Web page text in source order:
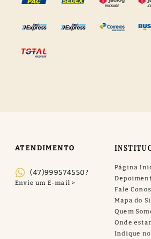
ATENDIMENTO
(47)999574550?
Página
Fale
Mapa do
Quem
Onde
Indique